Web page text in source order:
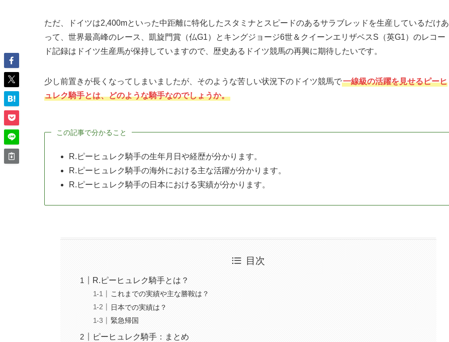
ただ、ドイツは2,400mといった中距離に特化したスタミナとスピードのあるサラブレッドを生産しているだけあ
って、世界最高峰のレース、凱旋門賞（仏G1）とキングジョージ6世＆クイーンエリザベスS（英G1）のレコー
ド記録はドイツ生産馬が保持していますので、歴史あるドイツ競馬の再興に期待したいです。
少し前置きが長くなってしまいましたが、そのような苦しい状況下のドイツ競馬で一線級の活躍を見せるピーヒ
ュレク騎手とは、どのような騎手なのでしょうか。
この記事で分かること
R.ピーヒュレク騎手の生年月日や経歴が分かります。
R.ピーヒュレク騎手の海外における主な活躍が分かります。
R.ピーヒュレク騎手の日本における実績が分かります。
目次
R.ピーヒュレク騎手とは？
これまでの実績や主な勝鞍は？
日本での実績は？
緊急帰国
ピーヒュレク騎手：まとめ